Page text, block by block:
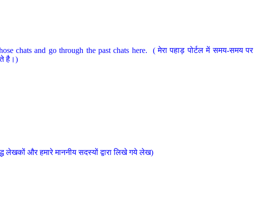
chats and go through the past chats here. ( मेरा पहाड़ पोर्टल में समय-समय पर
है।)
लेखकों और हमारे माननीय सदस्यों द्वारा लिखे गये लेख)